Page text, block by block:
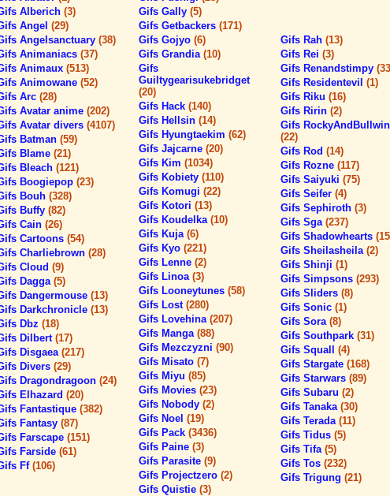
Alberich (3)
Angel (29)
Angelsanctuary (38)
Animaniacs (37)
Animaux (513)
Animowane (52)
Arc (28)
Avatar anime (202)
Avatar divers (4107)
Batman (59)
Blame (21)
Bleach (121)
Boogiepop (23)
Bouh (328)
Buffy (82)
Cain (26)
Cartoons (54)
Charliebrown (28)
Cloud (9)
Dagga (5)
Dangermouse (13)
Darkchronicle (13)
Dbz (18)
Dilbert (17)
Disgaea (217)
Divers (29)
Dragondragoon (24)
Elhazard (20)
Fantastique (382)
Fantasy (87)
Farscape (151)
Farside (61)
Ff (106)
Gifs Gally (5)
Gifs Getbackers (171)
Gifs Gojyo (6)
Gifs Grandia (10)
Gifs
Guiltygearisukebridget
(20)
Gifs Hack (140)
Gifs Hellsin (14)
Gifs Hyungtaekim (62)
Gifs Jajcarne (20)
Gifs Kim (1034)
Gifs Kobiety (110)
Gifs Komugi (22)
Gifs Kotori (13)
Gifs Koudelka (10)
Gifs Kuja (6)
Gifs Kyo (221)
Gifs Lenne (2)
Gifs Linoa (3)
Gifs Looneytunes (58)
Gifs Lost (280)
Gifs Lovehina (207)
Gifs Manga (88)
Gifs Mezczyzni (90)
Gifs Misato (7)
Gifs Miyu (85)
Gifs Movies (23)
Gifs Nobody (2)
Gifs Noel (19)
Gifs Pack (3436)
Gifs Paine (3)
Gifs Parasite (9)
Gifs Projectzero (2)
Gifs Quistie (3)
Gifs Rah (13)
Gifs Rei (3)
Gifs Renandstimpy
Gifs Residentevil (1)
Gifs Riku (16)
Gifs Ririn (2)
Gifs
(22)
Gifs Rod (14)
Gifs Rozne (117)
Gifs Saiyuki (75)
Gifs Seifer (4)
Gifs Sephiroth (3)
Gifs Sga (237)
Gifs Shadowhearts
Gifs Sheilasheila (2)
Gifs Shinji (1)
Gifs Simpsons (293)
Gifs Sliders (8)
Gifs Sonic (1)
Gifs Sora (8)
Gifs Southpark (31)
Gifs Squall (4)
Gifs Stargate (168)
Gifs Starwars (89)
Gifs Subaru (2)
Gifs Tanaka (30)
Gifs Terada (11)
Gifs Tidus (5)
Gifs Tifa (5)
Gifs Tos (232)
Gifs Trigung (21)